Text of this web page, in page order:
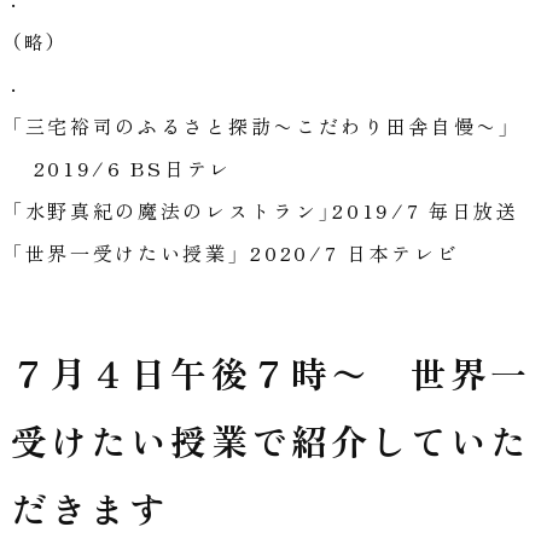
（略）
.
「三宅裕司のふるさと探訪〜こだわり田舎自慢〜」
2019/6 BS日テレ
「水野真紀の魔法のレストラン」2019/7 毎日放送
「世界一受けたい授業」 2020/7 日本テレビ
７月４日午後７時〜 世界一
受けたい授業で紹介していた
だきます